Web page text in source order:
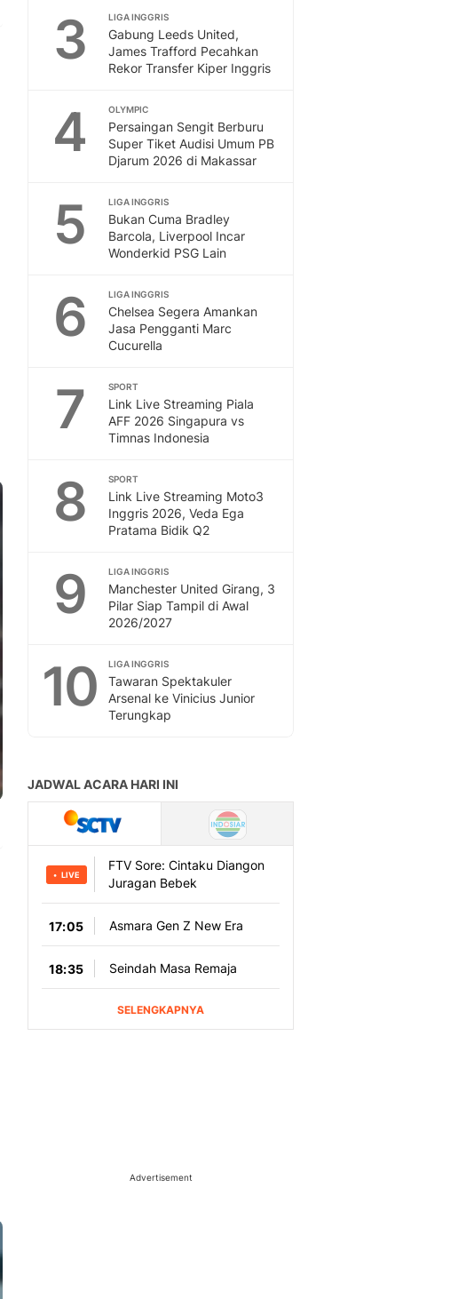
3 LIGA INGGRIS
Gabung Leeds United,
James Trafford Pecahkan
Rekor Transfer Kiper Inggris
4 OLYMPIC
Persaingan Sengit Berburu
Super Tiket Audisi Umum PB
Djarum 2026 di Makassar
5 LIGA INGGRIS
Bukan Cuma Bradley
Barcola, Liverpool Incar
Wonderkid PSG Lain
6 LIGA INGGRIS
Chelsea Segera Amankan
Jasa Pengganti Marc
Cucurella
7 SPORT
Link Live Streaming Piala
AFF 2026 Singapura vs
Timnas Indonesia
8 SPORT
Link Live Streaming Moto3
Inggris 2026, Veda Ega
Pratama Bidik Q2
9 LIGA INGGRIS
Manchester United Girang, 3
Pilar Siap Tampil di Awal
2026/2027
10 LIGA INGGRIS
Tawaran Spektakuler
Arsenal ke Vinicius Junior
Terungkap
Advertisement